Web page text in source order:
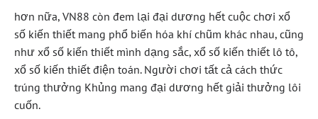
hơn nữa, VN88 còn đem lại đại dương hết cuộc chơi xổ
số kiến thiết mang phổ biến hóa khí chũm khác nhau, cũng
như xổ số kiến thiết mình dạng sắc, xổ số kiến thiết lô tô,
xổ số kiến thiết điện toán. Người chơi tất cả cách thức
trúng thưởng Khủng mang đại dương hết giải thưởng lôi
cuốn.